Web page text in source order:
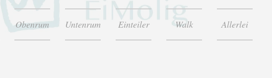
Obenrum Untenrum Einteiler Walk Allerlei